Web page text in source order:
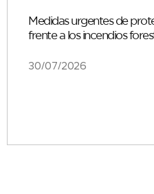
Medidas urgentes de
frente a los incendios
30/07/2026